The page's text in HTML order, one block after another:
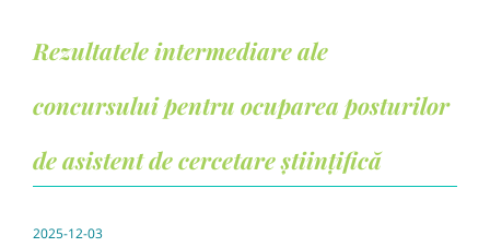
Rezultatele intermediare ale
concursului pentru ocuparea posturilor
de asistent de cercetare științifică
2025-12-03